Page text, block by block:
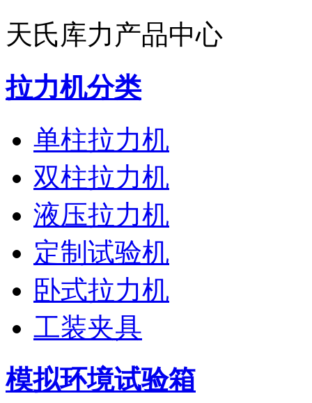
天氏库力产品中心
拉力机分类
单柱拉力机
双柱拉力机
液压拉力机
定制试验机
卧式拉力机
工装夹具
模拟环境试验箱